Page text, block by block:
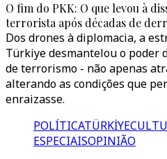
O fim do PKK: O que levou à
terrorista após décadas de
Dos drones à diplomacia, a
Türkiye desmantelou o poder
de terrorismo - não apenas
alterando as condições que
enraizasse.
POLÍTICATÜRKİYE
ESPECIAISOPINIÃO